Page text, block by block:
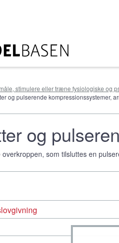
stimulere eller træne fysiologiske og
og pulserende kompressionssystemer,
og
som tilsluttes en